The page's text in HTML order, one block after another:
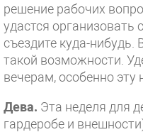
решение рабочих
удастся
съездите куда-
такой возможности.
вечерам, особенно эту
Дева. Эта неделя для
гардеробе и